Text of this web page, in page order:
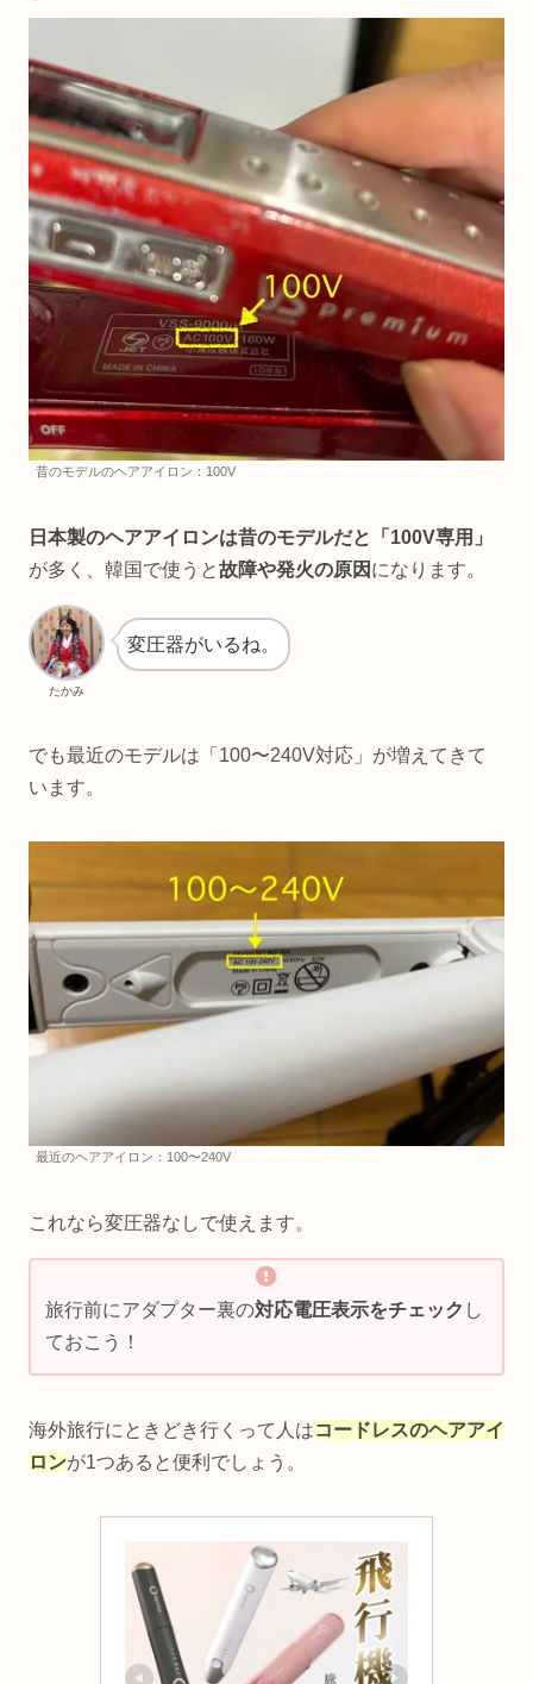
昔のモデルのヘアアイロン：100V
日本製のヘアアイロンは昔のモデルだと「100V専用」
が多く、韓国で使うと故障や発火の原因 になります。
たかみ
変圧器がいるね。
でも最近のモデルは「100〜240V対応」が増えてきて
います。
最近のヘアアイロン：100〜240V
これなら変圧器なしで使えます。
旅行前にアダプター裏の対応電圧表示をチェック し
ておこう！
海外旅行にときどき行くって人はコードレスのヘアアイ
ロンが1つあると便利でしょう。